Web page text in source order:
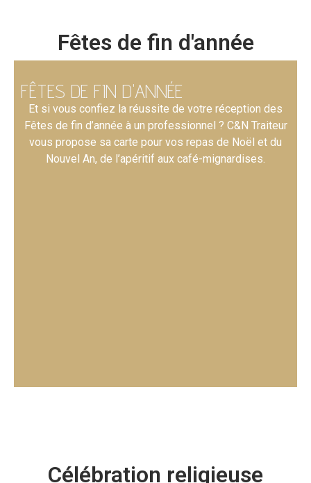
Fêtes de fin d'année
FÊTES DE FIN D'ANNÉE
Et si vous confiez la réussite de votre réception des
Fêtes de fin d’année à un professionnel ? C&N Traiteur
vous propose sa carte pour vos repas de Noël et du
Nouvel An, de l’apéritif aux café-mignardises.
Célébration religieuse